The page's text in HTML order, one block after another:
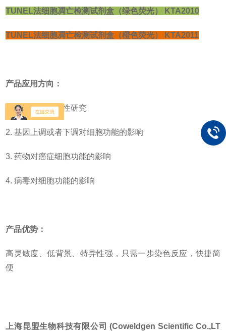
TUNEL法细胞凋亡检测试剂盒（绿色荧光） KTA2010
TUNEL法细胞凋亡检测试剂盒（橙色荧光） KTA2011
产品应用方向：
1. 细胞凋亡功能性研究
2. 基因上调或者下调对细胞功能的影响
3. 药物对癌症细胞功能的影响
4. 病毒对细胞功能的影响
产品优势：
高灵敏度、低背景、特异性强，只需一步染色反应，快捷简
便
上海昆盟生物科技有限公司 (Coweldgen Scientific Co.,LT